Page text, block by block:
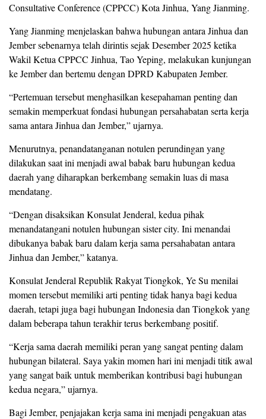
Consultative Conference (CPPCC) Kota Jinhua, Yang Jianming.
Yang Jianming menjelaskan bahwa hubungan antara Jinhua dan
Jember sebenarnya telah dirintis sejak Desember 2025 ketika
Wakil Ketua CPPCC Jinhua, Tao Yeping, melakukan kunjungan
ke Jember dan bertemu dengan DPRD Kabupaten Jember.
“Pertemuan tersebut menghasilkan kesepahaman penting dan
semakin memperkuat fondasi hubungan persahabatan serta kerja
sama antara Jinhua dan Jember,” ujarnya.
Menurutnya, penandatanganan notulen perundingan yang
dilakukan saat ini menjadi awal babak baru hubungan kedua
daerah yang diharapkan berkembang semakin luas di masa
mendatang.
“Dengan disaksikan Konsulat Jenderal, kedua pihak
menandatangani notulen hubungan sister city. Ini menandai
dibukanya babak baru dalam kerja sama persahabatan antara
Jinhua dan Jember,” katanya.
Konsulat Jenderal Republik Rakyat Tiongkok, Ye Su menilai
momen tersebut memiliki arti penting tidak hanya bagi kedua
daerah, tetapi juga bagi hubungan Indonesia dan Tiongkok yang
dalam beberapa tahun terakhir terus berkembang positif.
“Kerja sama daerah memiliki peran yang sangat penting dalam
hubungan bilateral. Saya yakin momen hari ini menjadi titik awal
yang sangat baik untuk memberikan kontribusi bagi hubungan
kedua negara,” ujarnya.
Bagi Jember, penjajakan kerja sama ini menjadi pengakuan atas